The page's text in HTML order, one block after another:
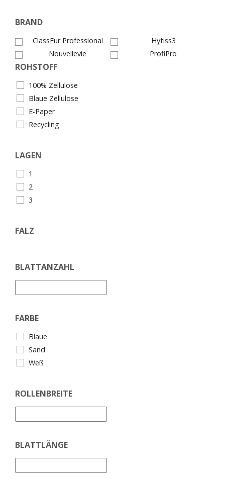
BRAND
ClassEur Professional
Hytiss3
Nouvellevie
ProfiPro
ROHSTOFF
100% Zellulose
Blaue Zellulose
E-Paper
Recycling
LAGEN
1
2
3
FALZ
BLATTANZAHL
FARBE
Blaue
Sand
Weß
ROLLENBREITE
BLATTLÄNGE